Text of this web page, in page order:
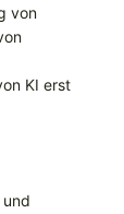
von
KI erst